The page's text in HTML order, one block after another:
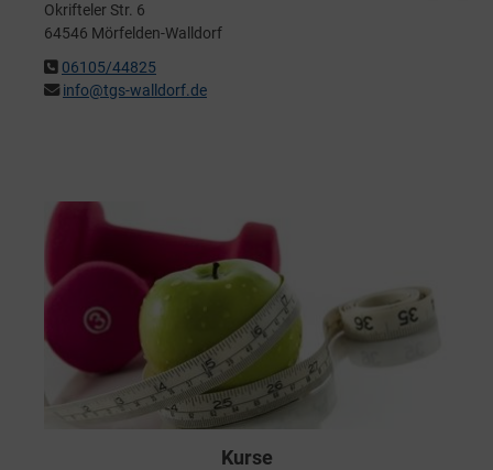
Okrifteler Str. 6
64546 Mörfelden-Walldorf
06105/44825
info@tgs-walldorf.de
Kurse